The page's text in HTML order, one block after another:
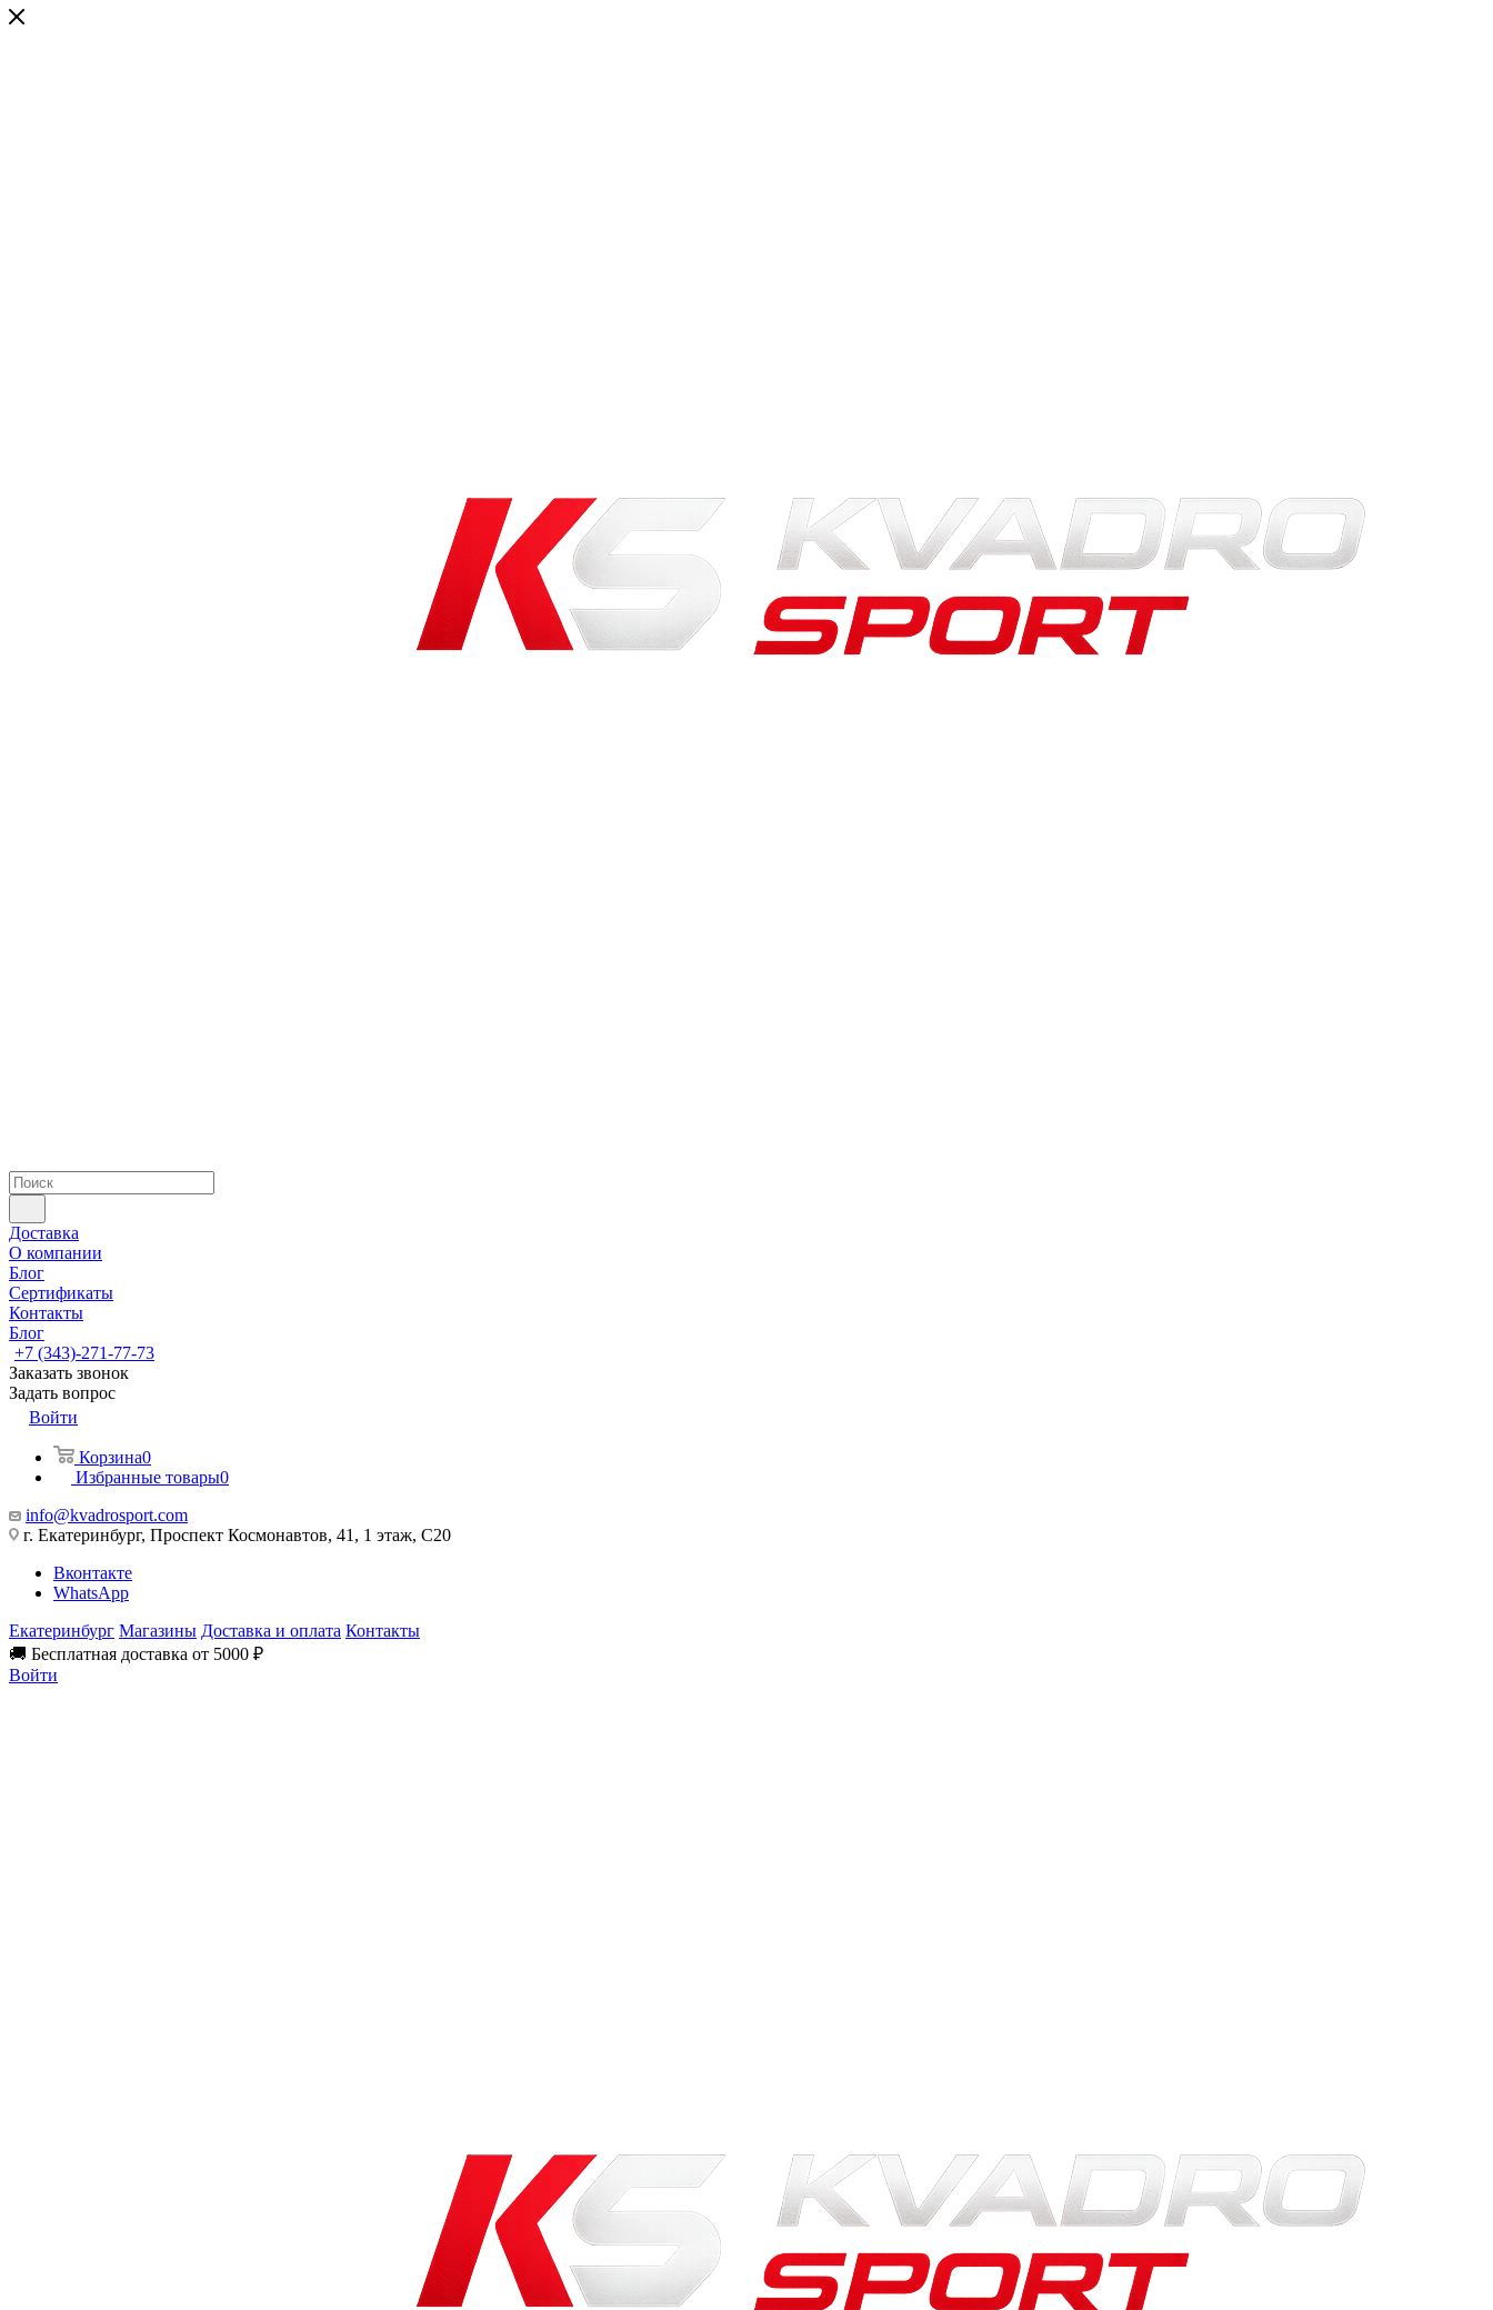
Доставка
О компании
Блог
Сертификаты
Контакты
Блог
+7 (343)-271-77-73
Заказать звонок
Задать вопрос
Войти
Корзина0
Избранные товары0
info@kvadrosport.com
г. Екатеринбург, Проспект Космонавтов, 41, 1 этаж, С20
Вконтакте
WhatsApp
Екатеринбург Магазины Доставка и оплата Контакты
🚚 Бесплатная доставка от 5000 ₽
Войти